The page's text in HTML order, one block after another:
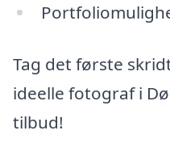
Tag det første
ideelle fotograf i
tilbud!